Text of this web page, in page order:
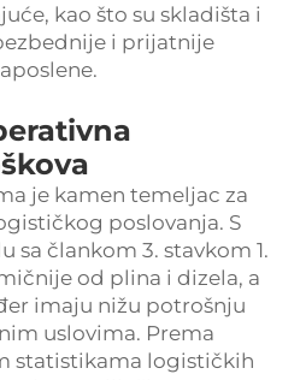
kao što su skladišta i
i prijatnije
je kamen temeljac za
poslovanja. S
sa člankom 3. stavkom 1.
od plina i dizela, a
imaju nižu potrošnju
uslovima. Prema
statistikama logističkih